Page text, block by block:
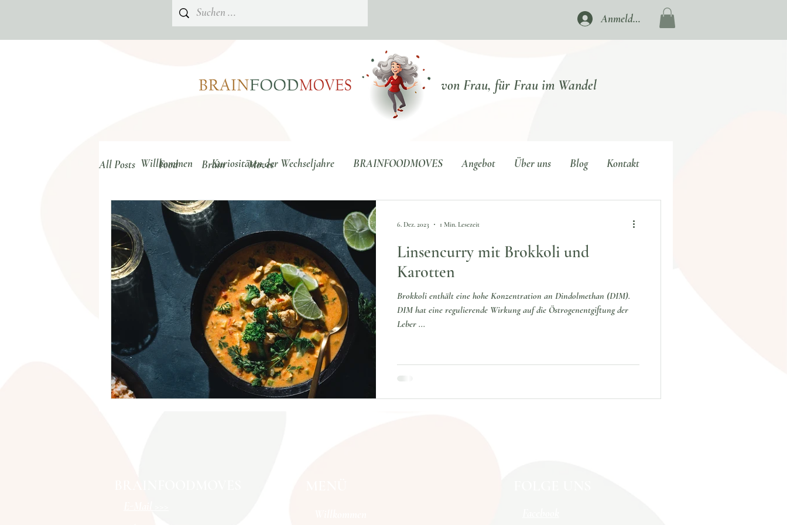
Anmelden
von Frau, für Frau im Wandel
Willkommen Kuriositäten der Wechseljahre BRAINFOODMOVES Angebot Über uns Blog Kontakt
All Posts Food Brain Moves
Linsencurry mit Brokkoli und
Karotten
Brokkoli enthält eine hohe Konzentration an Dindolmethan (DIM).
DIM hat eine regulierende Wirkung auf die Östrogenentgiftung der
Leber ...
6. Dez. 2023 1 Min. Lesezeit